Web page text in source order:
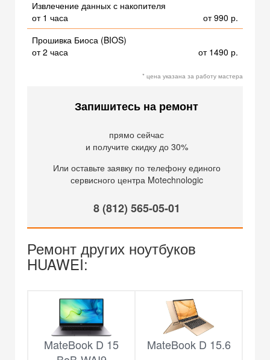
Извлечение данных с накопителя
от 1 часа
от 990 р.
Прошивка Биоса (BIOS)
от 2 часа
от 1490 р.
* цена указана за работу мастера
Запишитесь на ремонт
прямо сейчас
и получите скидку до 30%
Или оставьте заявку по телефону единого
сервисного центра Motechnologic
8 (812) 565-05-01
Ремонт других ноутбуков
HUAWEI:
MateBook D 15
MateBook D 15.6